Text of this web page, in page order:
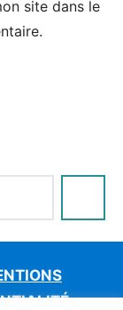
site dans le